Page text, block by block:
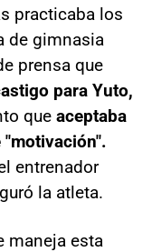
practicaba los
de gimnasia
prensa que
para Yuto,
que aceptaba
entrenador
la atleta.
maneja esta